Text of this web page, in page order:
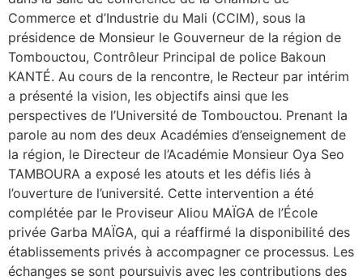
Commerce et d’Industrie du Mali (CCIM), sous la
présidence de Monsieur le Gouverneur de la région de
Tombouctou, Contrôleur Principal de police Bakoun
KANTÉ. Au cours de la rencontre, le Recteur par intérim
a présenté la vision, les objectifs ainsi que les
perspectives de l’Université de Tombouctou. Prenant la
parole au nom des deux Académies d’enseignement de
la région, le Directeur de l’Académie Monsieur Oya Seo
TAMBOURA a exposé les atouts et les défis liés à
l’ouverture de l’université. Cette intervention a été
complétée par le Proviseur Aliou MAÏGA de l’École
privée Garba MAÏGA, qui a réaffirmé la disponibilité des
établissements privés à accompagner ce processus. Les
échanges se sont poursuivis avec les contributions des